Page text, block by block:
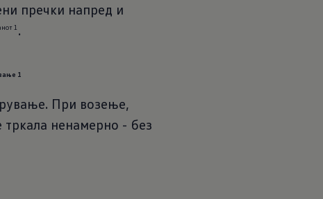
пречки напред и
1 .
1
При возење,
ненамерно - без